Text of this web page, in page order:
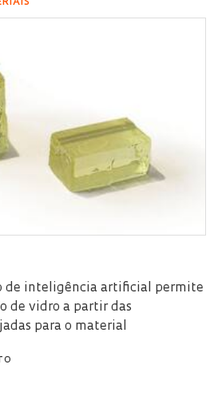
de inteligência artificial permite
de vidro a partir das
para o material